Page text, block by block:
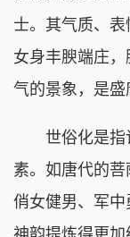
士。其气质、表
女身丰腴端庄
气的景象，是盛
世俗化是指许
素。如唐代的
俏女健男、军